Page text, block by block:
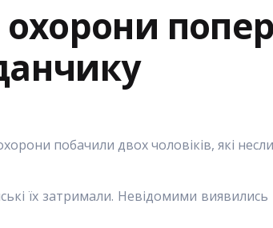
охорони
побачили двох чоловіків, які
їх затримали. Невідомими виявились